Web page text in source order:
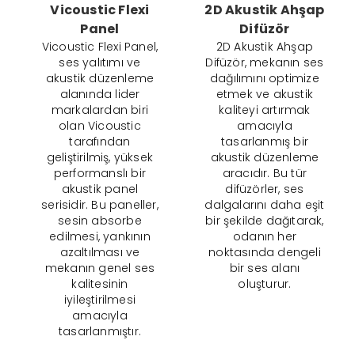
Vicoustic Flexi
Panel
Vicoustic Flexi Panel,
ses yalıtımı ve
akustik düzenleme
alanında lider
markalardan biri
olan Vicoustic
tarafından
geliştirilmiş, yüksek
performanslı bir
akustik panel
serisidir. Bu paneller,
sesin absorbe
edilmesi, yankının
azaltılması ve
mekanın genel ses
kalitesinin
iyileştirilmesi
amacıyla
tasarlanmıştır.
2D Akustik Ahşap
Difüzör
2D Akustik Ahşap
Difüzör, mekanın ses
dağılımını optimize
etmek ve akustik
kaliteyi artırmak
amacıyla
tasarlanmış bir
akustik düzenleme
aracıdır. Bu tür
difüzörler, ses
dalgalarını daha eşit
bir şekilde dağıtarak,
odanın her
noktasında dengeli
bir ses alanı
oluşturur.